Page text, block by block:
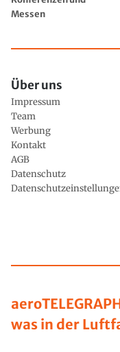
Messen
was in der
Über uns
Impressum
Team
Werbung
Kontakt
AGB
Datenschutz